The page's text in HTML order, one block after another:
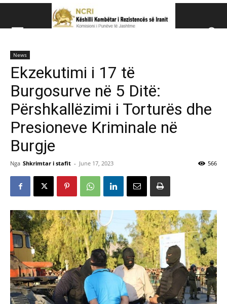
News
Ekzekutimi i 17 të
Burgosurve në 5 Ditë:
Përshkallëzimi i Torturës dhe
Presioneve Kriminale në
Burgje
Nga Shkrimtar i stafit - June 17, 2023 566